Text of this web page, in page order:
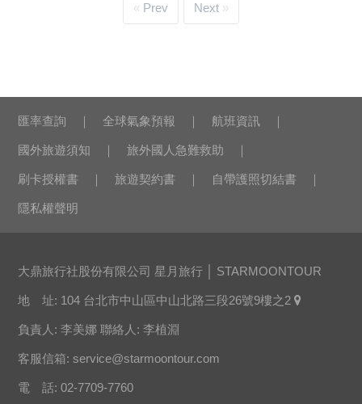
Prev Next
匯率查詢 全球氣象預報 航班資訊
國外旅遊須知 旅外國人急難救助
刷卡授權書 旅遊契約書 自帶護照切結書
隱私權聲明
大鼎旅行社股份有限公司 星月旅行 │ STARMOONTOUR
地 址: 104 台北市中山區中山北路三段26號9樓之2
負責人: 李美娜 聯絡人: 李植淵
客服信箱:service@starmoontour.com
電 話: 02-7709-7760